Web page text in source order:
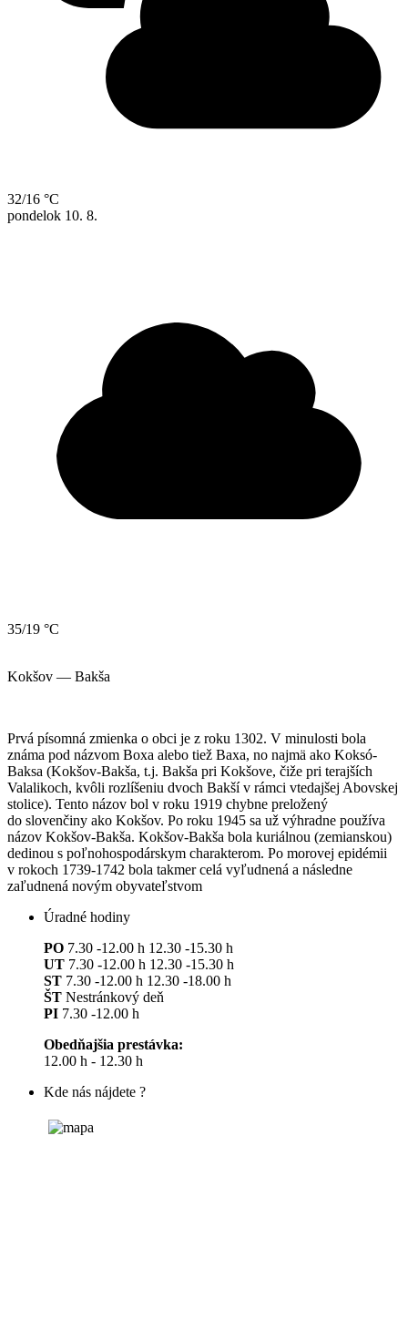
32/16 °C
pondelok 10. 8.
35/19 °C
Kokšov — Bakša
Prvá písomná zmienka o obci je z roku 1302. V minulosti bola
známa pod názvom Boxa alebo tiež Baxa, no najmä ako Koksó-
Baksa (Kokšov-Bakša, t.j. Bakša pri Kokšove, čiže pri terajších
Valalikoch, kvôli rozlíšeniu dvoch Bakší v rámci vtedajšej Abovskej
stolice). Tento názov bol v roku 1919 chybne preložený
do slovenčiny ako Kokšov. Po roku 1945 sa už výhradne používa
názov Kokšov-Bakša. Kokšov-Bakša bola kuriálnou (zemianskou)
dedinou s poľnohospodárskym charakterom. Po morovej epidémii
v rokoch 1739-1742 bola takmer celá vyľudnená a následne
zaľudnená novým obyvateľstvom
Úradné hodiny
PO 7.30 -12.00 h 12.30 -15.30 h
UT 7.30 -12.00 h 12.30 -15.30 h
ST 7.30 -12.00 h 12.30 -18.00 h
ŠT Nestránkový deň
PI 7.30 -12.00 h
Obedňajšia prestávka:
12.00 h - 12.30 h
Kde nás nájdete ?